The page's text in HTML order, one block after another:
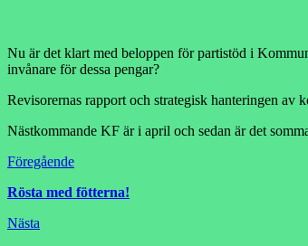
Nu är det klart med beloppen för partistöd i
invånare för dessa pengar?
Revisorernas rapport och strategisk hanteringen av
Nästkommande KF är i april och sedan är det
Föregående
Rösta med fötterna!
Nästa